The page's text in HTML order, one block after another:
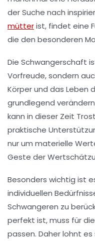
der Suche nach
mütterist, findet eine
die den besonderen
Die Schwangerschaft
Vorfreude, sondern
Körper und das Leben
grundlegend
kann in dieser Zeit
praktische
nur um materielle
Geste der
Besonders wichtig ist
individuellen
Schwangeren zu
perfekt ist, muss für
passen. Daher lohnt es